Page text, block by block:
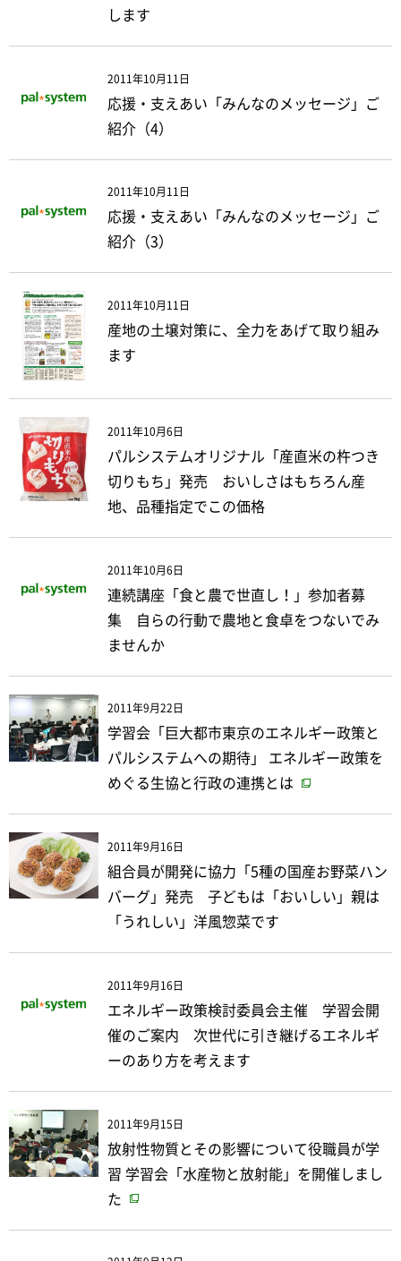
します
2011年10月11日
応援・支えあい「みんなのメッセージ」ご
紹介（4）
2011年10月11日
応援・支えあい「みんなのメッセージ」ご
紹介（3）
2011年10月11日
産地の土壌対策に、全力をあげて取り組み
ます
2011年10月6日
パルシステムオリジナル「産直米の杵つき
切りもち」発売 おいしさはもちろん産
地、品種指定でこの価格
2011年10月6日
連続講座「食と農で世直し！」参加者募
集 自らの行動で農地と食卓をつないでみ
ませんか
2011年9月22日
学習会「巨大都市東京のエネルギー政策と
パルシステムへの期待」 エネルギー政策を
めぐる生協と行政の連携とは
2011年9月16日
組合員が開発に協力「5種の国産お野菜ハン
バーグ」発売 子どもは「おいしい」親は
「うれしい」洋風惣菜です
2011年9月16日
エネルギー政策検討委員会主催 学習会開
催のご案内 次世代に引き継げるエネルギ
ーのあり方を考えます
2011年9月15日
放射性物質とその影響について役職員が学
習 学習会「水産物と放射能」を開催しまし
た